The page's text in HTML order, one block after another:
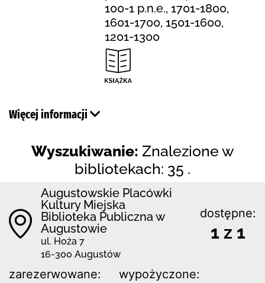
100-1 p.n.e., 1701-1800,
1601-1700, 1501-1600,
1201-1300
Więcej informacji
Wyszukiwanie: Znalezione w
bibliotekach: 35 .
Augustowskie Placówki
Kultury Miejska
Biblioteka Publiczna w
Augustowie
ul. Hoża 7
16-300 Augustów
dostępne:
1 z 1
zarezerwowane: wypożyczone: